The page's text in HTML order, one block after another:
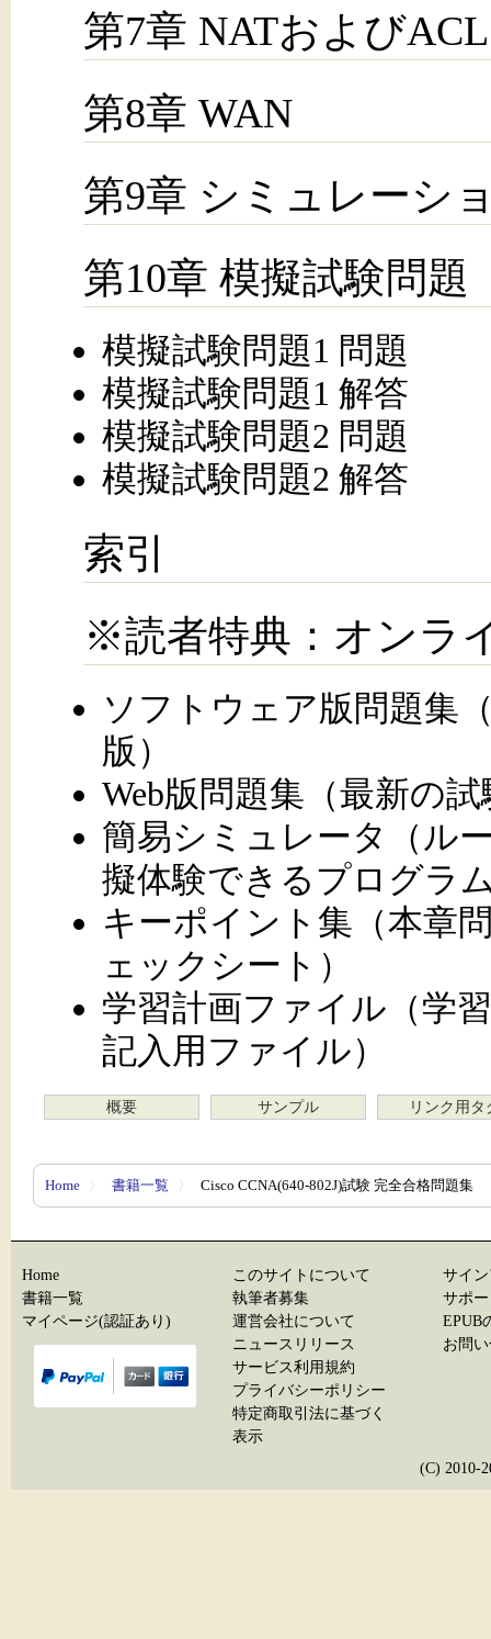
第7章 NATおよびACL
第8章 WAN
第9章 シミュレーシ
第10章 模擬試験問題
模擬試験問題1 問題
模擬試験問題1 解答
模擬試験問題2 問題
模擬試験問題2 解答
索引
※読者特典：オンラ
ソフトウェア版問題集
版）
Web版問題集（最新の
簡易シミュレータ（ル
擬体験できるプログラ
キーポイント集（本章
ェックシート）
学習計画ファイル（学
記入用ファイル）
概要 サンプル リンク用タ
Home 〉 書籍一覧 〉 Cisco CCNA(640-802J)試験 完全合格問題集
Home
書籍一覧
マイページ(認証あり)
このサイトについて
執筆者募集
運営会社について
ニュースリリース
サービス利用規約
プライバシーポリシー
特定商取引法に基づく
表示
サイ
サポ
EPUB
お問
(C) 2010-